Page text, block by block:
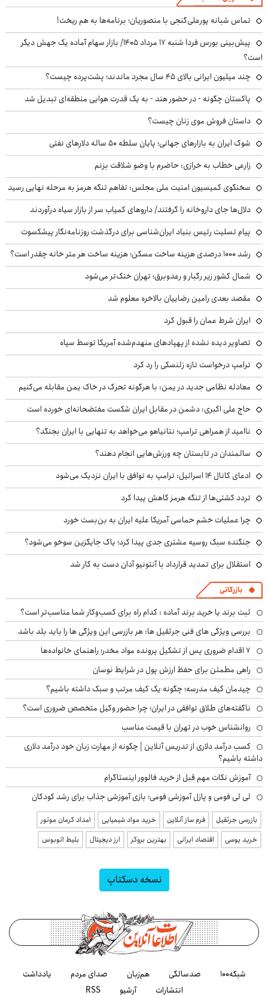
تماس شبانه پورعلی‌گنجی با منصوریان؛ برنامه‌ها به هم ریخت!
پیش‌بینی بورس فردا شنبه ۱۷ مرداد ۱۴۰۵/ بازار سهام آماده یک جهش دیگر
است؟
چند میلیون ایرانی بالای ۴۵ سال مجرد ماندند؛ پشت‌پرده چیست؟
پاکستان چگونه - در حضور هند - به یک قدرت هوایی منطقه‌ای تبدیل شد
داستان فروش موی زنان چیست؟
شوک ایران به بازارهای جهانی؛ پایان سلطه ۵۰ ساله دلارهای نفتی
زارعی خطاب به خرازی: حاضرم با وضو شلاقت بزنم
سخنگوی کمیسیون امنیت ملی مجلس: تفاهم تنگه هرمز به مرحله نهایی رسید
دلال‌ها جای داروخانه را گرفتند/ داروهای کمیاب سر از بازار سیاه درآوردند
پیام تسلیت رئیس بنیاد ایران‌شناسی برای درگذشت روزنامه‌نگار پیشکسوت
رشد ۱۰۰۰ درصدی هزینه ساخت مسکن؛ هزینه ساخت هر متر خانه چقدر است؟
شمال کشور زیر رگبار و رعدوبرق؛ تهران خنک‌تر می‌شود
مقصد بعدی رامین رضاییان بالاخره معلوم شد
ایران شرط عمان را قبول کرد
تصاویر دیده نشده از پهپادهای منهدم‌شده آمریکا توسط سپاه
ترامپ درخواست تازه زلنسکی را رد کرد
معادله نظامی جدید در یمن: با هرگونه تحرک در خاک یمن مقابله می‌کنیم
حاج علی اکبری: دشمن در مقابل ایران شکست مفتضحانه‌ای خورده است
ناامید از همراهی ترامپ؛ نتانیاهو می‌خواهد به تنهایی با ایران بجنگد؟
سالمندان در تابستان چه ورزش‌هایی انجام دهند؟
ادعای کانال ۱۴ اسرائیل: ترامپ به توافق با ایران نزدیک می‌شود
تردد کشتی‌ها از تنگه هرمز کاهش پیدا کرد
چرا عملیات خشم حماسی آمریکا علیه ایران به بن‌بست خورد
جنگنده سبک روسیه مشتری جدی پیدا کرد؛ یاک جایگزین سوخو می‌شود؟
استقلال برای تمدید قرارداد با آنتونیو آدان دست به کار شد
بازرگانی
ثبت برند یا خرید برند آماده : کدام راه برای کسب‌وکار شما مناسب‌تر است؟
بررسی ویژگی های فنی جرثقیل ها: هر بازرسی این ویژگی ها را باید بلد باشد
۷ اقدام ضروری پس از تشکیل پرونده مواد مخدر؛ راهنمای خانواده‌ها
راهی مطمئن برای حفظ ارزش پول در شرایط نوسان
چیدمان کیف مدرسه؛ چگونه یک کیف مرتب و سبک داشته باشیم؟
ناگفته‌های طلاق توافقی در ایران؛ چرا حضور وکیل متخصص ضروری است؟
روانشناس خوب در تهران با قیمت مناسب
کسب درآمد دلاری از تدریس آنلاین | چگونه از مهارت زبان خود درآمد دلاری
داشته باشیم؟
آموزش نکات مهم قبل از خرید فالوور اینستاگرام
لی لی فومی و پازل آموزشی فومی؛ بازی آموزشی جذاب برای رشد کودکان
بازرسی جرثقیل فرم ساز آنلاین خرید مواد شیمیایی
امداد کرمان موتور
خرید یوسی
اقتصاد ایرانی بهترین بروکر ارز دیجیتال بلیط اتوبوس
نسخه دسکتاپ
شبکه۱۰۰ صدسالگی هم‌زبان صدای مردم
یادداشت
انتشارات
آرشیو RSS